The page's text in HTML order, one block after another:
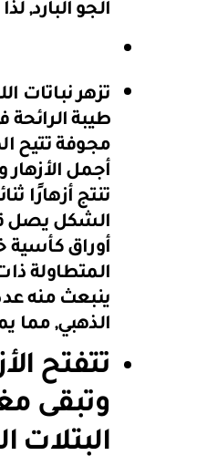
الجو البارد,
تزهر نباتات
طيبة
مجوفة تتيح
أجمل الأزهار
تنتج أزهارًا
الشكل يصل
أوراق
المتطاولة
ينبعث منه
الذهبي, مما
وتبقى